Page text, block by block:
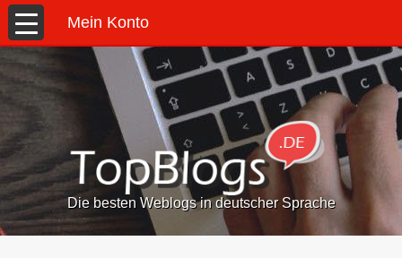
Mein Konto
Die besten Weblogs in deutscher Sprache